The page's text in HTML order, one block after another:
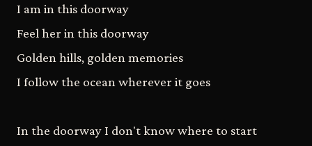
I am in this doorway
Feel her in this doorway
Golden hills, golden memories
I follow the ocean wherever it goes
In the doorway I don't know where to start